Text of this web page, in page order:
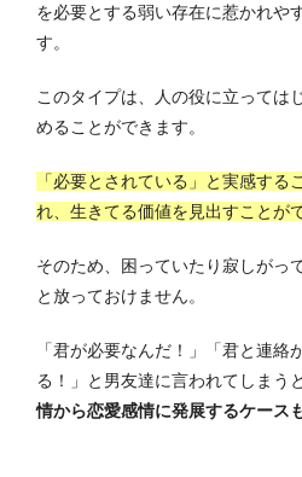
を必要とする弱い存在に惹かれや
す。
このタイプは、人の役に立っては
めることができます。
「必要とされている」と実感する
れ、生きてる価値を見出すことが
そのため、困っていたり寂しがっ
と放っておけません。
「君が必要なんだ！」「君と連絡
る！」と男友達に言われてしまう
情から恋愛感情に発展するケース